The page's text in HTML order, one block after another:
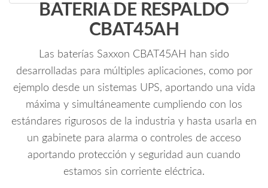
BATERIA DE RESPALDO
CBAT45AH
Las baterías Saxxon CBAT45AH han sido
desarrolladas para múltiples aplicaciones, como por
ejemplo desde un sistemas UPS, aportando una vida
máxima y simultáneamente cumpliendo con los
estándares rigurosos de la industria y hasta usarla en
un gabinete para alarma o controles de acceso
aportando protección y seguridad aun cuando
estamos sin corriente eléctrica.